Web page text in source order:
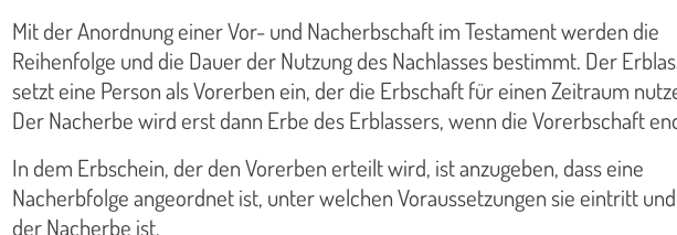
Mit der Anordnung einer Vor- und Nacherbschaft im Testament werden die
Reihenfolge und die Dauer der Nutzung des Nachlasses bestimmt. Der
setzt eine Person als Vorerben ein, der die Erbschaft für einen Zeitraum
Der Nacherbe wird erst dann Erbe des Erblassers, wenn die Vorerbschaft
In dem Erbschein, der den Vorerben erteilt wird, ist anzugeben, dass eine
Nacherbfolge angeordnet ist, unter welchen Voraussetzungen sie eintritt
der Nacherbe ist.